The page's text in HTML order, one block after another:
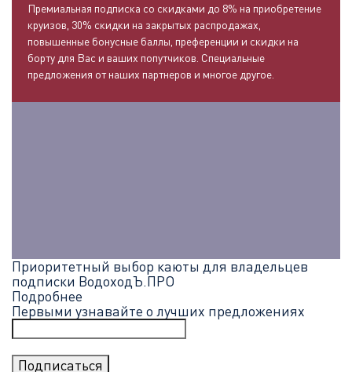
Премиальная подписка со скидками до 8% на приобретение
круизов, 30% скидки на закрытых распродажах,
повышенные бонусные баллы, преференции и скидки на
борту для Вас и ваших попутчиков. Специальные
предложения от наших партнеров и многое другое.
Приоритетный выбор каюты для владельцев
подписки ВодоходЪ.ПРО
Подробнее
Первыми узнавайте о лучших предложениях